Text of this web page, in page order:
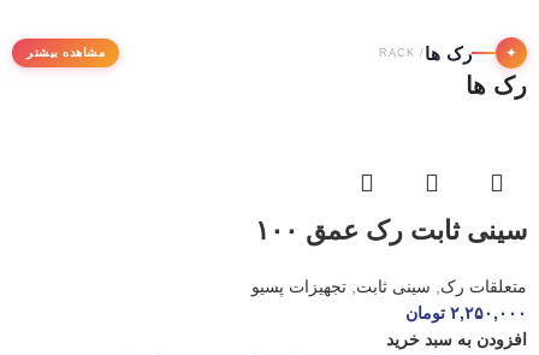
✦ رک ها / RACK مشاهده بیشتر
رک ها
سینی ثابت رک عمق ۱۰۰
متعلقات رک, سینی ثابت, تجهیزات پسیو
۲,۲۵۰,۰۰۰ تومان
افزودن به سبد خرید